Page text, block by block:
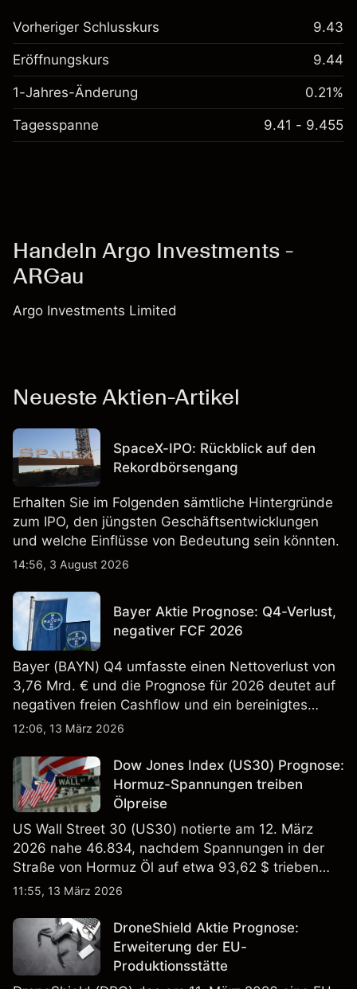
Vorheriger Schlusskurs 9.43
Eröffnungskurs 9.44
1-Jahres-Änderung 0.21%
Tagesspanne 9.41 - 9.455
Handeln Argo Investments -
ARGau
Argo Investments Limited
Neueste Aktien-Artikel
SpaceX-IPO: Rückblick auf den
Rekordbörsengang
Erhalten Sie im Folgenden sämtliche Hintergründe
zum IPO, den jüngsten Geschäftsentwicklungen
und welche Einflüsse von Bedeutung sein könnten.
14:56, 3 August 2026
Bayer Aktie Prognose: Q4-Verlust,
negativer FCF 2026
Bayer (BAYN) Q4 umfasste einen Nettoverlust von
3,76 Mrd. € und die Prognose für 2026 deutet auf
negativen freien Cashflow und ein bereinigtes
EBITDA von 9,6–10,1 Mrd. € hin. Die
verlässlicher Indikator für zukünftige Ergebnisse.
12:06, 13 März 2026
Dow Jones Index (US30) Prognose:
Hormuz-Spannungen treiben
Ölpreise
US Wall Street 30 (US30) notierte am 12. März
2026 nahe 46.834, nachdem Spannungen in der
Straße von Hormuz Öl auf etwa 93,62 $ trieben
und die US-Arbeitslosigkeit auf 4,4% stieg. Die
verlässlicher Indikator für zukünftige Ergebnisse.
11:55, 13 März 2026
DroneShield Aktie Prognose:
Erweiterung der EU-
Produktionsstätte